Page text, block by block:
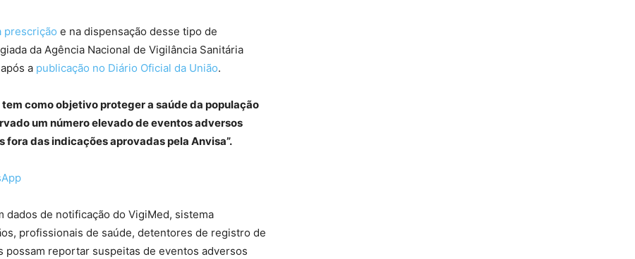
prescrição e na dispensação desse tipo de
da Agência Nacional de Vigilância Sanitária
a publicação no Diário Oficial da União.
como objetivo proteger a saúde da população
um número elevado de eventos adversos
das indicações aprovadas pela Anvisa”.
dados de notificação do VigiMed, sistema
profissionais de saúde, detentores de registro de
reportar suspeitas de eventos adversos